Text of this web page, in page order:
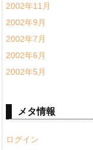
2002年11月
2002年9月
2002年7月
2002年6月
2002年5月
メタ情報
ログイン